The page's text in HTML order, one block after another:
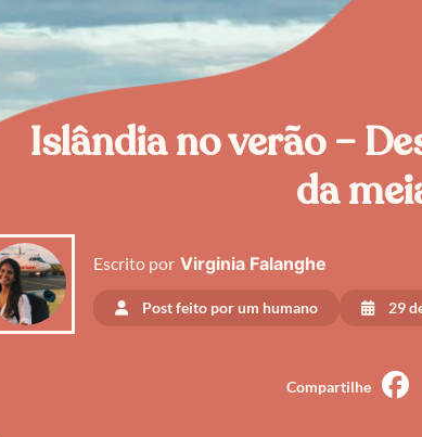
Islândia no verão –
da
Escrito por Virginia Falanghe
Post feito por um humano 29